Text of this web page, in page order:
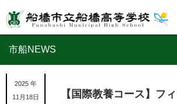
市船NEWS
2025 年
11月18日
【国際教養コース】フ